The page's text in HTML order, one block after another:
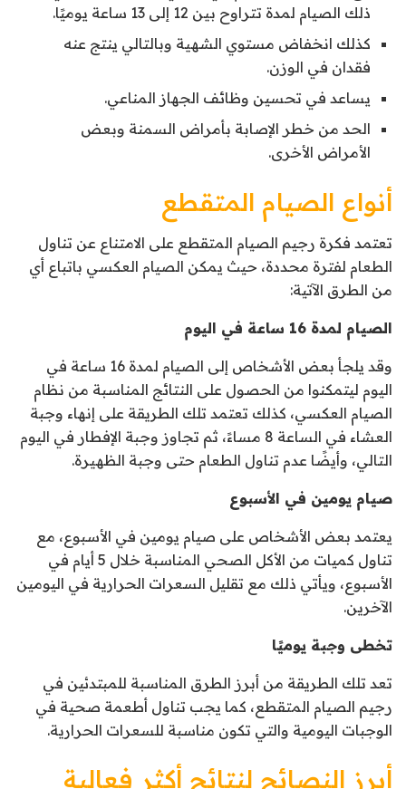
ذلك الصيام لمدة تتراوح بين 12 إلى 13 ساعة يوميًا.
كذلك انخفاض مستوي الشهية وبالتالي ينتج عنه
فقدان في الوزن.
يساعد في تحسين وظائف الجهاز المناعي.
الحد من خطر الإصابة بأمراض السمنة وبعض
الأمراض الأخرى.
أنواع الصيام المتقطع
تعتمد فكرة رجيم الصيام المتقطع على الامتناع عن تناول
الطعام لفترة محددة، حيث يمكن الصيام العكسي باتباع أي
من الطرق الآتية:
الصيام لمدة 16 ساعة في اليوم
وقد يلجأ بعض الأشخاص إلى الصيام لمدة 16 ساعة في
اليوم ليتمكنوا من الحصول على النتائج المناسبة من نظام
الصيام العكسي، كذلك تعتمد تلك الطريقة على إنهاء وجبة
العشاء في الساعة 8 مساءً، ثم تجاوز وجبة الإفطار في اليوم
التالي، وأيضًا عدم تناول الطعام حتى وجبة الظهيرة.
صيام يومين في الأسبوع
يعتمد بعض الأشخاص على صيام يومين في الأسبوع، مع
تناول كميات من الأكل الصحي المناسبة خلال 5 أيام في
الأسبوع، ويأتي ذلك مع تقليل السعرات الحرارية في اليومين
الآخرين.
تخطى وجبة يوميًا
تعد تلك الطريقة من أبرز الطرق المناسبة للمبتدئين في
رجيم الصيام المتقطع، كما يجب تناول أطعمة صحية في
الوجبات اليومية والتي تكون مناسبة للسعرات الحرارية.
أبرز النصائح لنتائج أكثر فعالية